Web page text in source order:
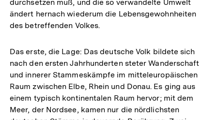
durchsetzen muß, und die so verwandelte Umwelt
ändert hernach wiederum die Lebensgewohnheiten
des betreffenden Volkes.
Das erste, die Lage: Das deutsche Volk bildete sich
nach den ersten Jahrhunderten steter Wanderschaft
und innerer Stammeskämpfe im mitteleuropäischen
Raum zwischen Elbe, Rhein und Donau. Es ging aus
einem typisch kontinentalen Raum hervor; mit dem
Meer, der Nordsee, kamen nur die nördlichsten